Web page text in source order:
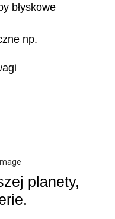
błyskowe
np.
planety,